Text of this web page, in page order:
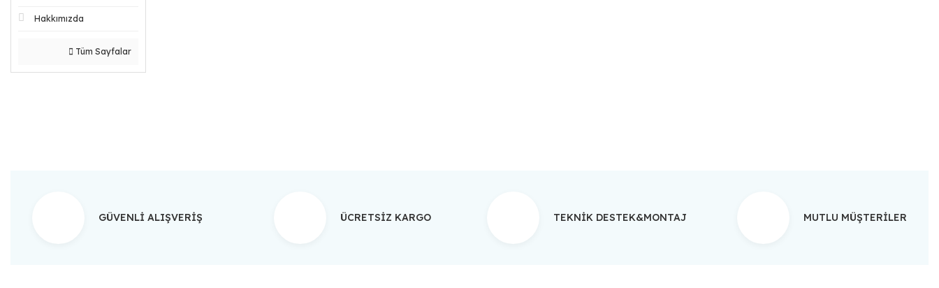
Hakkımızda
Tüm Sayfalar
GÜVENLİ ALIŞVERİŞ ÜCRETSİZ KARGO TEKNİK DESTEK&MONTAJ MUTLU MÜŞTERİLER